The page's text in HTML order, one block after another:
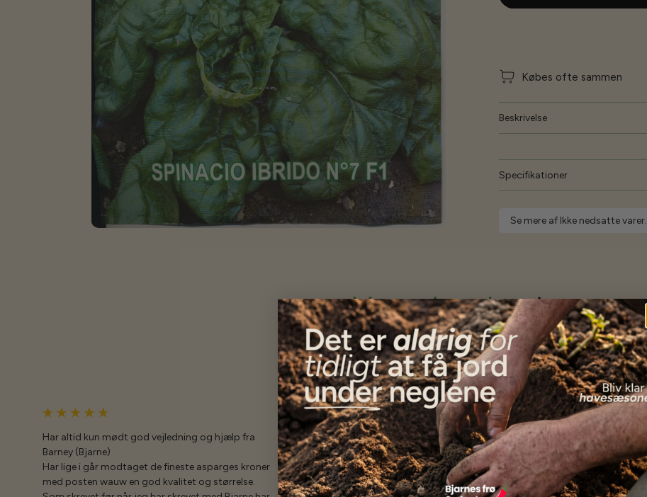
Købes ofte sammen
Beskrivelse
Specifikationer
Se mere af Ikke nedsatte varer.
Vores kundersiger...
Har altid kun mødt god vejledning og hjælp fra
Barney (Bjarne)
Har lige i går modtaget de fineste asparges kroner
med posten wauw en god kvalitet og størrelse.
Alle frøene er endnu ikke i jorden, men kundeservice
var ud over alle forventninger. Varerne blev afsendt
med det samme, og da noget manglede eftersendte
de det med det samme, selvom jeg havde skrevet, at
det ikke var nødvendigt. Endda vedlagt en venlig